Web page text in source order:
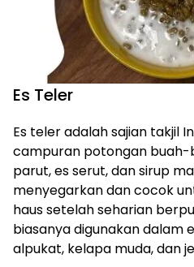
Es Teler
Es teler adalah sajian takjil
campuran potongan buah-
parut, es serut, dan sirup
menyegarkan dan cocok
haus setelah seharian
biasanya digunakan dalam
alpukat, kelapa muda, dan